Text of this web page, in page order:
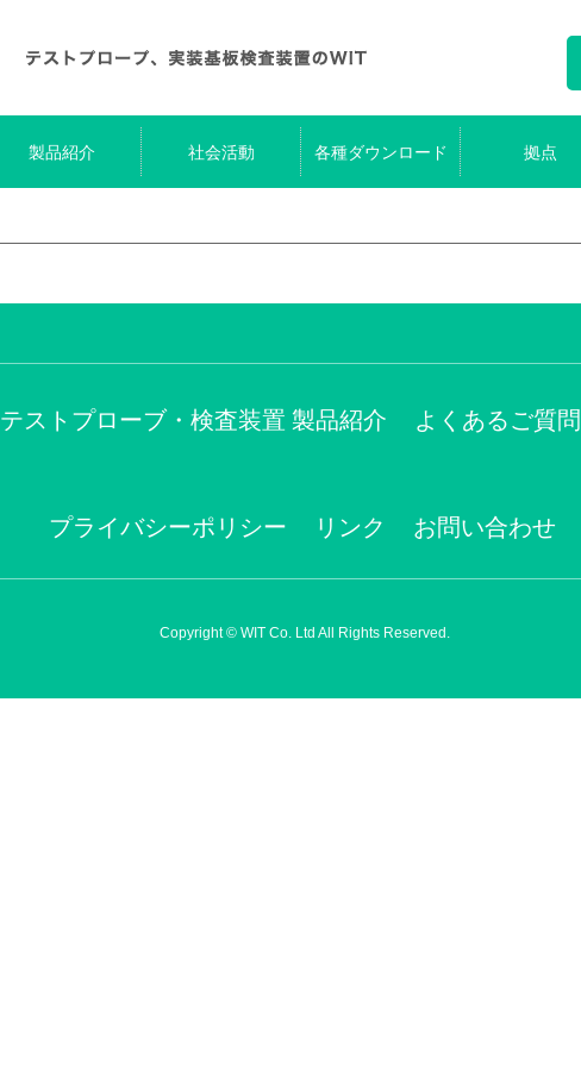
製品紹介 社会活動 各種ダウンロード 拠点
テストプローブ・検査装置 製品紹介 よくあるご質問
プライバシーポリシー リンク お問い合わせ
Copyright © WIT Co. Ltd All Rights Reserved.